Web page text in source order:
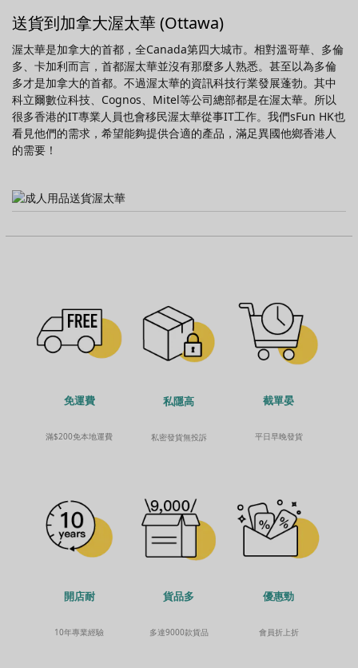
送貨到加拿大渥太華 (Ottawa)
渥太華是加拿大的首都，全Canada第四大城市。相對溫哥華、多倫
多、卡加利而言，首都渥太華並沒有那麼多人熟悉。甚至以為多倫
多才是加拿大的首都。不過渥太華的資訊科技行業發展蓬勃。其中
科立爾數位科技、Cognos、Mitel等公司總部都是在渥太華。所以
很多香港的IT專業人員也會移民渥太華從事IT工作。我們sFun HK也
看見他們的需求，希望能夠提供合適的產品，滿足異國他鄉香港人
的需要！
免運費
滿$200免本地運費
私隱高
私密發貨無投訴
截單晏
平日早晚發貨
開店耐
10年專業經驗
貨品多
多達9000款貨品
優惠勁
會員折上折